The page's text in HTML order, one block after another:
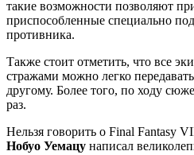
такие возможности позволяют
приспособленные специально
противника.
Также стоит отметить, что все
стражами можно легко
другому. Более того, по ходу
раз.
Нельзя говорить о Final Fantasy
Нобуо Уемацу написал